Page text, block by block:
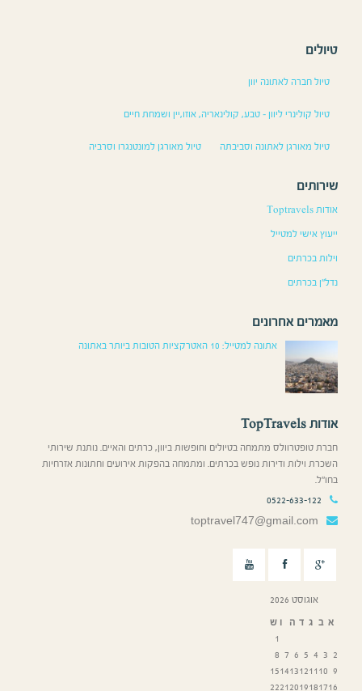
טיולים
טיול חברה לאתונה יוון
טיול קולינרי ליוון – טבע, קולינאריה, אוזו,יין ושמחת חיים
טיול מאורגן לאתונה וסביבתה טיול מאורגן למונטנגרו וסרביה
שירותים
אודות Toptravels
ייעוץ אישי למטייל
וילות בכרתים
נדל”ן בכרתים
מאמרים אחרונים
אתונה למטייל: 10 האטרקציות הטובות ביותר באתונה
אודות TopTravels
חברת טופטרוולס מתמחה בטיולים וחופשות ביוון, כרתים והאיים. נותנת שירותי
השכרת וילות ודירות נופש בכרתים. ומתמחה בהפקות אירועים וחתונות אזרחיות
בחו”ל.
0522-633-122
toptravel747@gmail.com
אוגוסט 2026
א ב ג ד ה ו ש
1
2
3
4
5
6
7
8
9
10
11
12
13
14
15
16
17
18
19
20
21
22